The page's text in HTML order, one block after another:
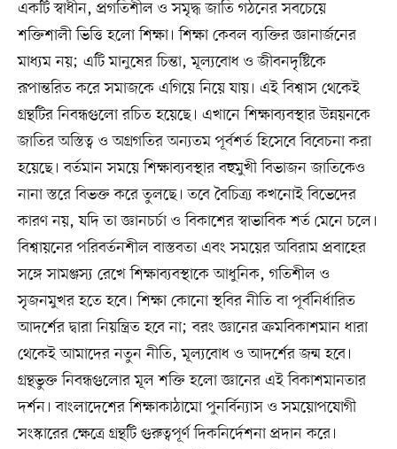
একটি স্বাধীন, প্রগতিশীল ও সমৃদ্ধ জাতি গঠনের সবচেয়ে
শক্তিশালী ভিত্তি হলো শিক্ষা। শিক্ষা কেবল ব্যক্তির জ্ঞানার্জনের
মাধ্যম নয়; এটি মানুষের চিন্তা, মূল্যবোধ ও জীবনদৃষ্টিকে
রূপান্তরিত করে সমাজকে এগিয়ে নিয়ে যায়। এই বিশ্বাস থেকেই
গ্রন্থটির নিবন্ধগুলো রচিত হয়েছে। এখানে শিক্ষাব্যবস্থার উন্নয়নকে
জাতির অস্তিত্ব ও অগ্রগতির অন্যতম পূর্বশর্ত হিসেবে বিবেচনা করা
হয়েছে। বর্তমান সময়ে শিক্ষাব্যবস্থার বহুমুখী বিভাজন জাতিকেও
নানা স্তরে বিভক্ত করে তুলছে। তবে বৈচিত্র্য কখনোই বিভেদের
কারণ নয়, যদি তা জ্ঞানচর্চা ও বিকাশের স্বাভাবিক শর্ত মেনে চলে।
বিশ্বায়নের পরিবর্তনশীল বাস্তবতা এবং সময়ের অবিরাম প্রবাহের
সঙ্গে সামঞ্জস্য রেখে শিক্ষাব্যবস্থাকে আধুনিক, গতিশীল ও
সৃজনমুখর হতে হবে। শিক্ষা কোনো স্থবির নীতি বা পূর্বনির্ধারিত
আদর্শের দ্বারা নিয়ন্ত্রিত হবে না; বরং জ্ঞানের ক্রমবিকাশমান ধারা
থেকেই আমাদের নতুন নীতি, মূল্যবোধ ও আদর্শের জন্ম হবে।
গ্রন্থভুক্ত নিবন্ধগুলোর মূল শক্তি হলো জ্ঞানের এই বিকাশমানতার
দর্শন। বাংলাদেশের শিক্ষাকাঠামো পুনর্বিন্যাস ও সময়োপযোগী
সংস্কারের ক্ষেত্রে গ্রন্থটি গুরুত্বপূর্ণ দিকনির্দেশনা প্রদান করে।